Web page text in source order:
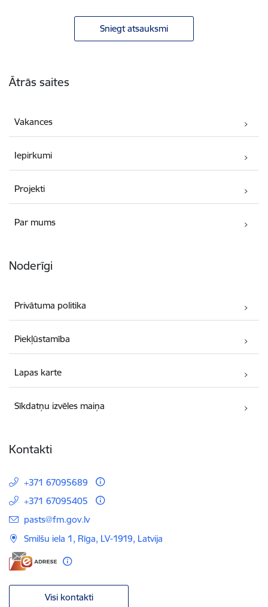
Sniegt atsauksmi
Ātrās saites
Vakances
Iepirkumi
Projekti
Par mums
Noderīgi
Privātuma politika
Piekļūstamība
Lapas karte
Sīkdatņu izvēles maiņa
Kontakti
+371 67095689
+371 67095405
E-pasts:
pasts@fm.gov.lv
Smilšu iela 1, Rīga, LV-1919, Latvija
Visi kontakti